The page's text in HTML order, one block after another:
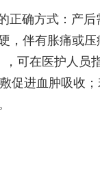
正确方式：产
，伴有胀痛或
可在医护人员
促进血肿吸收